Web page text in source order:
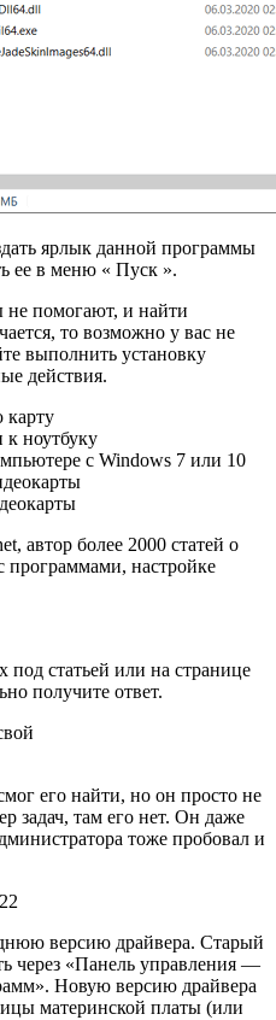
ярлык данной программы
ее в меню « Пуск ».
помогают, и найти
то возможно у вас не
выполнить установку
действия.
карту
ноутбуку
с Windows 7 или 10
автор более 2000 статей о
программами, настройке
под статьей или на странице
получите ответ.
его найти, но он просто не
задач, там его нет. Он даже
тоже пробовал и
версию драйвера. Старый
через «Панель управления —
Новую версию драйвера
материнской платы (или